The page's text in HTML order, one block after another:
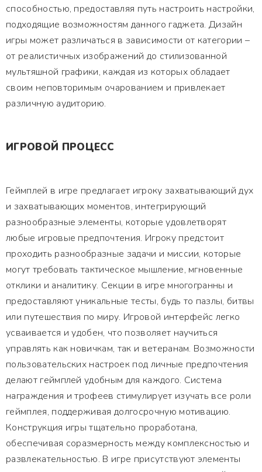
способностью, предоставляя путь настроить настройки,
подходящие возможностям данного гаджета. Дизайн
игры может различаться в зависимости от категории –
от реалистичных изображений до стилизованной
мультяшной графики, каждая из которых обладает
своим неповторимым очарованием и привлекает
различную аудиторию.
ИГРОВОЙ ПРОЦЕСС
Геймплей в игре предлагает игроку захватывающий дух
и захватывающих моментов, интегрирующий
разнообразные элементы, которые удовлетворят
любые игровые предпочтения. Игроку предстоит
проходить разнообразные задачи и миссии, которые
могут требовать тактическое мышление, мгновенные
отклики и аналитику. Секции в игре многогранны и
предоставляют уникальные тесты, будь то пазлы, битвы
или путешествия по миру. Игровой интерфейс легко
усваивается и удобен, что позволяет научиться
управлять как новичкам, так и ветеранам. Возможности
пользовательских настроек под личные предпочтения
делают геймплей удобным для каждого. Система
награждения и трофеев стимулирует изучать все роли
геймплея, поддерживая долгосрочную мотивацию.
Конструкция игры тщательно проработана,
обеспечивая соразмерность между комплексностью и
развлекательностью. В игре присутствуют элементы